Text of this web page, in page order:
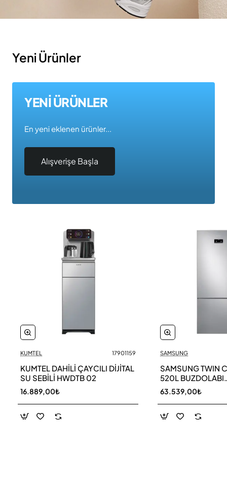
Yeni Ürünler
YENİ ÜRÜNLER
En yeni eklenen ürünler...
Alışverişe Başla
Yeni
KUMTEL 17901159
KUMTEL DAHİLİ ÇAYCILI DİJİTAL
SU SEBİLİ HWDTB 02
16.889,00₺
SAMSUNG
SAMSUNG TWIN
520L BUZDOLABI
RB52DS33ESA TR
63.539,00₺